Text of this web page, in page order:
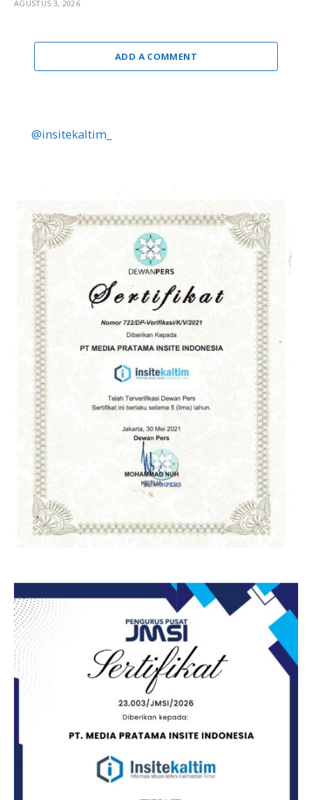
AGUSTUS 3, 2026
ADD A COMMENT
@insitekaltim_